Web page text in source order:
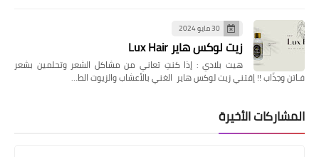
30 مايو 2024
زيت لوكس هاير Lux Hair
هيت بلادي : إذا كنتِ تعاني من مشاكل الشعر وتحلمين بشعر
فـاتن وجذّاب !! إقتني زيت لوكس هاير الغني بالأعشاب والزيوت الط…
المشاركات الأخيرة